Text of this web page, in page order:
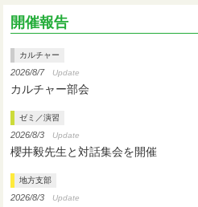
開催報告
カルチャー
2026/8/7 Update
カルチャー部会
ゼミ／演習
2026/8/3 Update
櫻井毅先生と対話集会を開催
地方支部
2026/8/3 Update